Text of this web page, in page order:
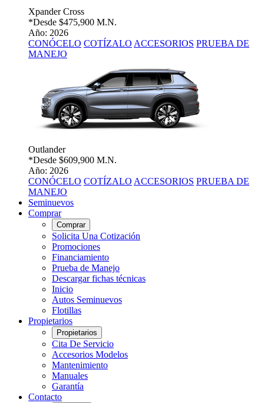
Xpander Cross
*Desde $475,900 M.N.
Año: 2026
CONÓCELO COTÍZALO ACCESORIOS PRUEBA DE
MANEJO
Outlander
*Desde $609,900 M.N.
Año: 2026
CONÓCELO COTÍZALO ACCESORIOS PRUEBA DE
MANEJO
Seminuevos
Comprar
Comprar
Solicita Una Cotización
Promociones
Financiamiento
Prueba de Manejo
Descargar fichas técnicas
Inicio
Autos Seminuevos
Flotillas
Propietarios
Propietarios
Cita De Servicio
Accesorios Modelos
Mantenimiento
Manuales
Garantía
Contacto